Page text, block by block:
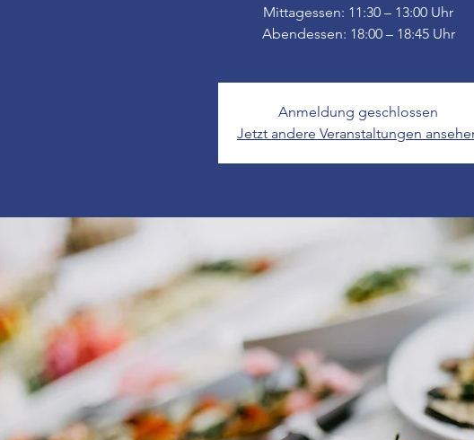
Mittagessen: 11:30 – 13:00 Uhr
Abendessen: 18:00 – 18:45 Uhr
Anmeldung geschlossen
Jetzt andere Veranstaltungen